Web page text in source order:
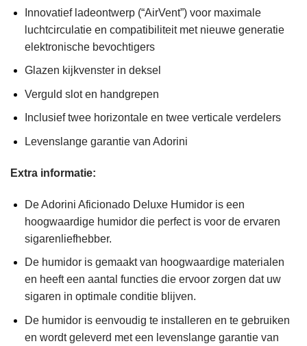
Innovatief ladeontwerp (“AirVent”) voor maximale
luchtcirculatie en compatibiliteit met nieuwe generatie
elektronische bevochtigers
Glazen kijkvenster in deksel
Verguld slot en handgrepen
Inclusief twee horizontale en twee verticale verdelers
Levenslange garantie van Adorini
Extra informatie:
De Adorini Aficionado Deluxe Humidor is een
hoogwaardige humidor die perfect is voor de ervaren
sigarenliefhebber.
De humidor is gemaakt van hoogwaardige materialen
en heeft een aantal functies die ervoor zorgen dat uw
sigaren in optimale conditie blijven.
De humidor is eenvoudig te installeren en te gebruiken
en wordt geleverd met een levenslange garantie van